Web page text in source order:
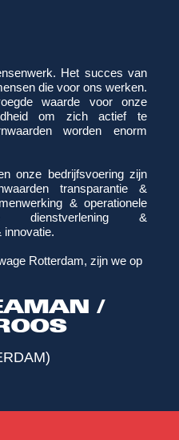
Het succes van
die voor ons werken.
waarde voor onze
om zich actief te
worden enorm
onze bedrijfsvoering zijn
transparantie &
& operationele
dienstverlening &
innovatie.
Rotterdam, zijn we op
/